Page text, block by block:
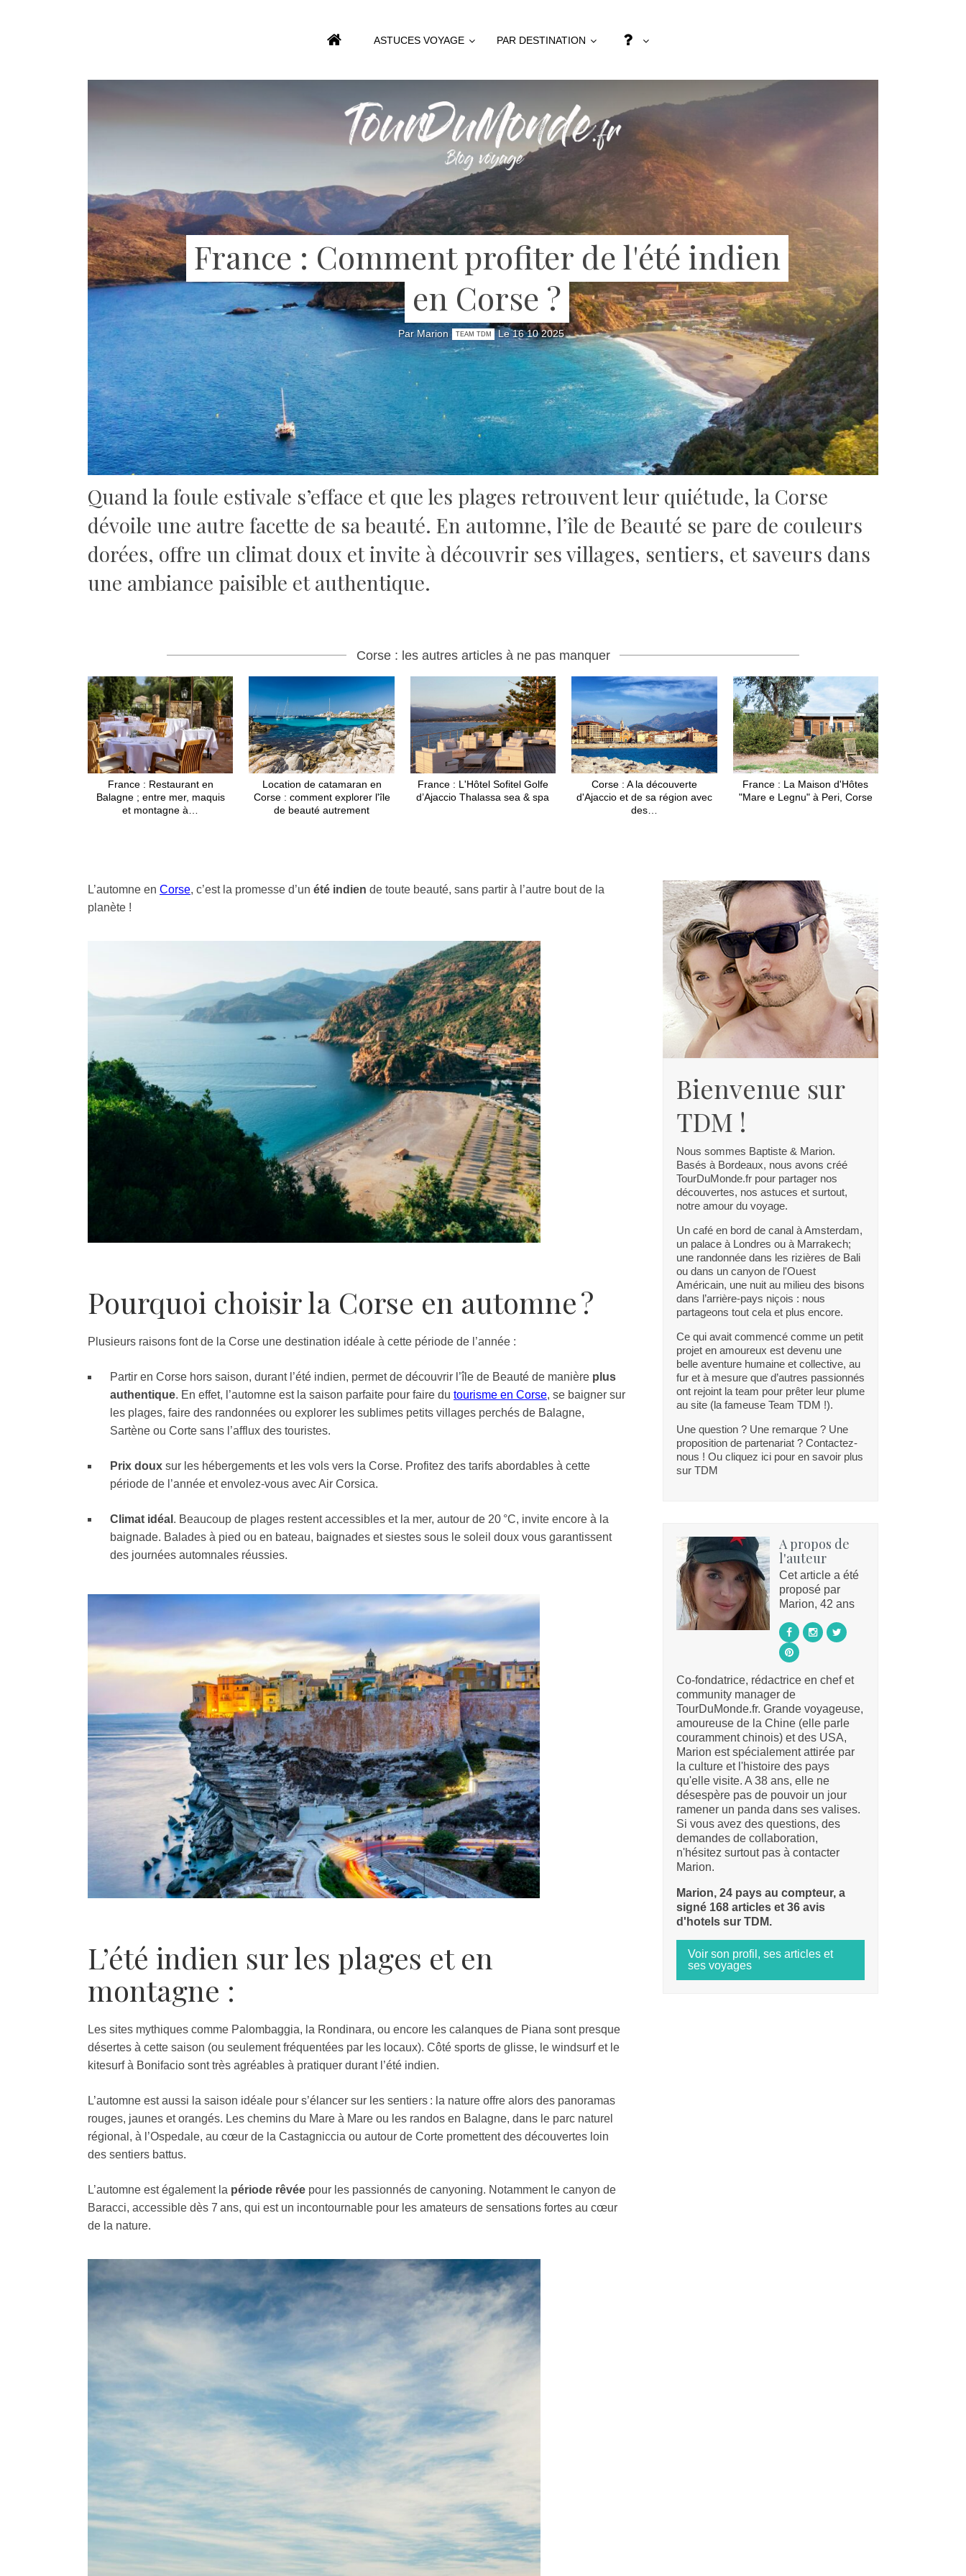
ASTUCES VOYAGE PAR DESTINATION
France : Comment profiter de l'été indien
en Corse ?
Par Marion TEAM TDM Le 16 10 2025
Quand la foule estivale s’efface et que les plages retrouvent leur quiétude, la Corse
dévoile une autre facette de sa beauté. En automne, l’île de Beauté se pare de couleurs
dorées, offre un climat doux et invite à découvrir ses villages, sentiers, et saveurs dans
une ambiance paisible et authentique.
Corse : les autres articles à ne pas manquer
France : Restaurant en
Balagne ; entre mer, maquis
et montagne à…
Location de catamaran en
Corse : comment explorer l'île
de beauté autrement
France : L'Hôtel Sofitel Golfe
d’Ajaccio Thalassa sea & spa
Corse : A la découverte
d'Ajaccio et de sa région avec
des…
France : La Maison d'Hôtes
"Mare e Legnu" à Peri, Corse
L’automne en Corse, c’est la promesse d’un été indien de toute beauté, sans partir à l’autre bout de la
planète !
Pourquoi choisir la Corse en automne ?
Plusieurs raisons font de la Corse une destination idéale à cette période de l’année :
Partir en Corse hors saison, durant l’été indien, permet de découvrir l’île de Beauté de manière plus
authentique. En effet, l’automne est la saison parfaite pour faire du tourisme en Corse, se baigner sur
les plages, faire des randonnées ou explorer les sublimes petits villages perchés de Balagne,
Sartène ou Corte sans l’afflux des touristes.
Prix doux sur les hébergements et les vols vers la Corse. Profitez des tarifs abordables à cette
période de l’année et envolez-vous avec Air Corsica.
Climat idéal . Beaucoup de plages restent accessibles et la mer, autour de 20 °C, invite encore à la
baignade. Balades à pied ou en bateau, baignades et siestes sous le soleil doux vous garantissent
des journées automnales réussies.
L’été indien sur les plages et en
montagne :
Les sites mythiques comme Palombaggia, la Rondinara, ou encore les calanques de Piana sont presque
désertes à cette saison (ou seulement fréquentées par les locaux).​​ Côté sports de glisse, le windsurf et le
kitesurf à Bonifacio sont très agréables à pratiquer durant l’été indien.
L’automne est aussi la saison idéale pour s’élancer sur les sentiers : la nature offre alors des panoramas
rouges, jaunes et orangés. Les chemins du Mare à Mare ou les randos en Balagne, dans le parc naturel
régional, à l’Ospedale, au cœur de la Castagniccia ou autour de Corte promettent des découvertes loin
des sentiers battus.
L’automne est également la période rêvée pour les passionnés de canyoning. Notamment le canyon de
Baracci, accessible dès 7 ans, qui est un incontournable pour les amateurs de sensations fortes au cœur
de la nature.
Bienvenue sur
TDM !
Nous sommes Baptiste & Marion.
Basés à Bordeaux, nous avons créé
TourDuMonde.fr pour partager nos
découvertes, nos astuces et surtout,
notre amour du voyage.
Un café en bord de canal à Amsterdam,
un palace à Londres ou à Marrakech;
une randonnée dans les rizières de Bali
ou dans un canyon de l'Ouest
Américain, une nuit au milieu des bisons
dans l’arrière-pays niçois : nous
partageons tout cela et plus encore.
Ce qui avait commencé comme un petit
projet en amoureux est devenu une
belle aventure humaine et collective, au
fur et à mesure que d’autres passionnés
ont rejoint la team pour prêter leur plume
au site (la fameuse Team TDM !).
Une question ? Une remarque ? Une
proposition de partenariat ? Contactez-
nous ! Ou cliquez ici pour en savoir plus
sur TDM
A propos de
l'auteur
Cet article a été
proposé par
Marion, 42 ans
Co-fondatrice, rédactrice en chef et
community manager de
TourDuMonde.fr. Grande voyageuse,
amoureuse de la Chine (elle parle
couramment chinois) et des USA,
Marion est spécialement attirée par
la culture et l'histoire des pays
qu'elle visite. A 38 ans, elle ne
désespère pas de pouvoir un jour
ramener un panda dans ses valises.
Si vous avez des questions, des
demandes de collaboration,
n'hésitez surtout pas à contacter
Marion.
Marion, 24 pays au compteur, a
signé 168 articles et 36 avis
d'hotels sur TDM.
Voir son profil, ses articles et
ses voyages